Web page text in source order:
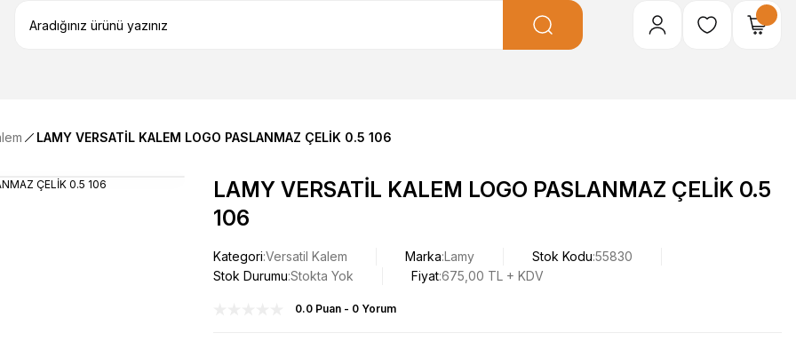
LAMY VERSATİL KALEM LOGO PASLANMAZ ÇELİK 0.5 106
LAMY VERSATİL KALEM LOGO PASLANMAZ ÇELİK 0.5
106
Kategori Versatil Kalem Marka Lamy Stok Kodu 55830
Stok Durumu Stokta Yok Fiyat675,00 TL + KDV
0.0 Puan - 0 Yorum